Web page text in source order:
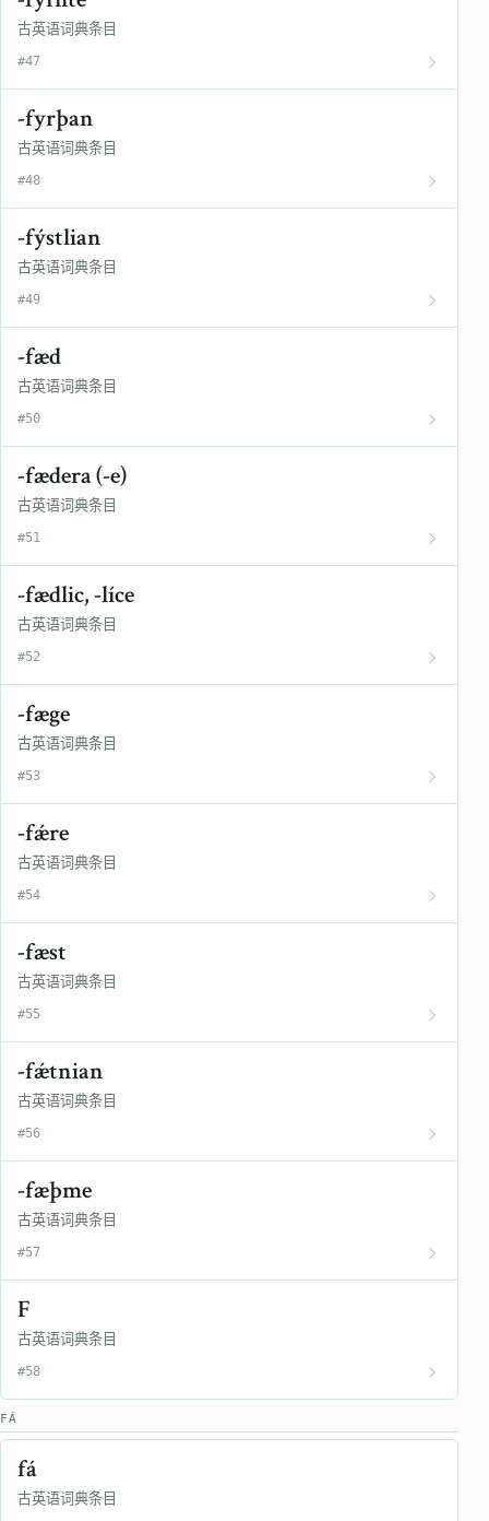
古英语词典条目
#47
-fyrþan
古英语词典条目
#48
-fýstlian
古英语词典条目
#49
-fæd
古英语词典条目
#50
-fædera (-e)
古英语词典条目
#51
-fædlic, -líce
古英语词典条目
#52
-fæge
古英语词典条目
#53
-fǽre
古英语词典条目
#54
-fæst
古英语词典条目
#55
-fǽtnian
古英语词典条目
#56
-fæþme
古英语词典条目
#57
F
古英语词典条目
#58
FÁ
fá
古英语词典条目